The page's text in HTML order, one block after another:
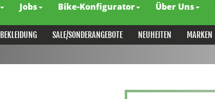
Jobs Bike-Konfigurator Über Uns
BEKLEIDUNG SALE/SONDERANGEBOTE NEUHEITEN
MARKEN